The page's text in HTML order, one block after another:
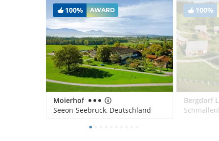
100% AWARD
Moierhof
Seeon-Seebruck, Deutschland
100%